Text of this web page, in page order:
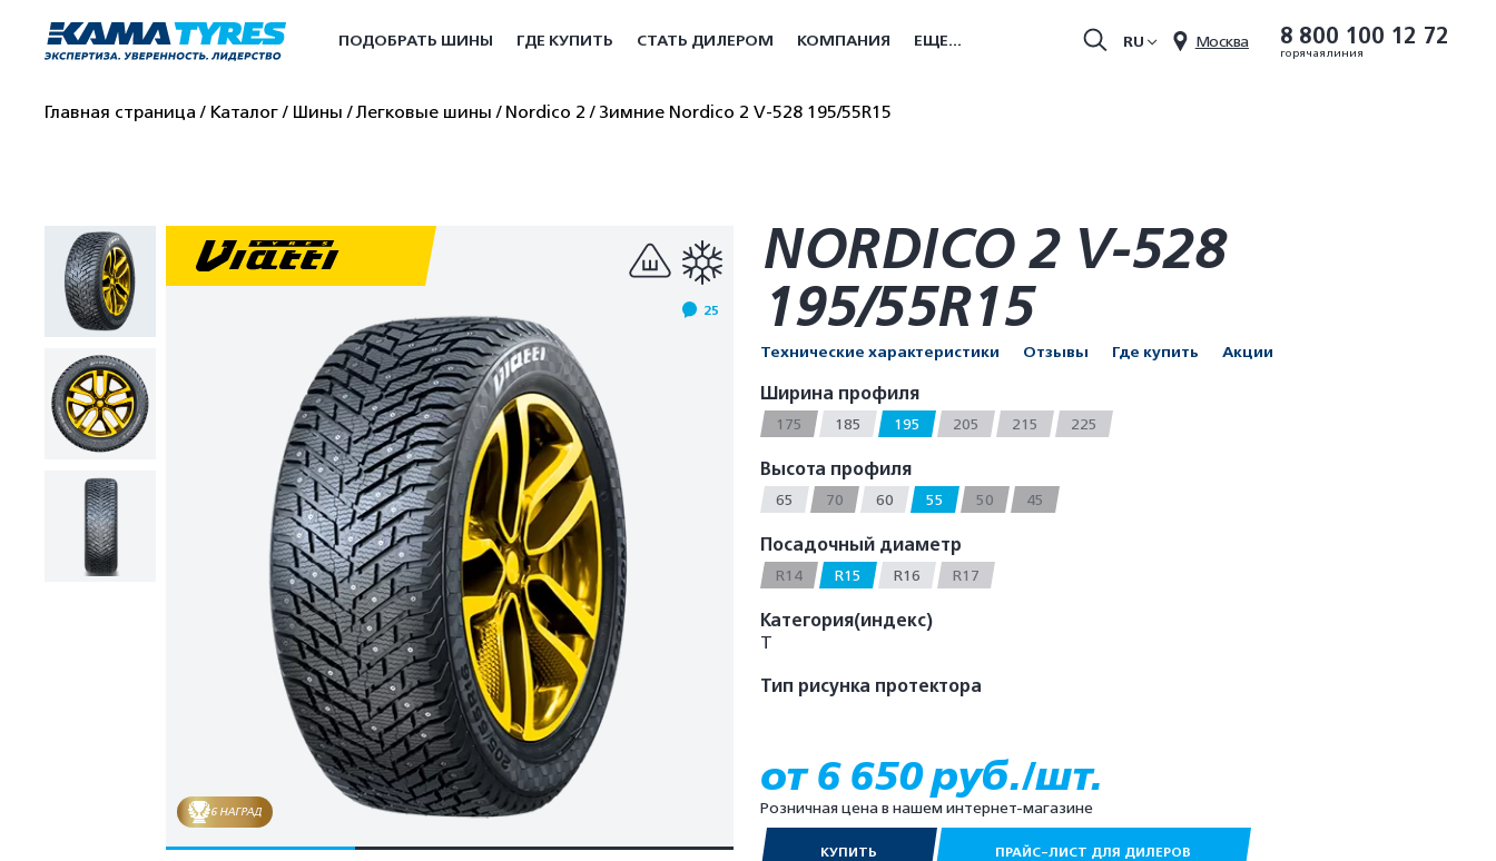
8 800 100 12 72
горячая линия
Москва
RU
ПОДОБРАТЬ ШИНЫ ГДЕ КУПИТЬ СТАТЬ ДИЛЕРОМ КОМПАНИЯ ЕЩЕ...
Главная страница Каталог Шины Легковые шины Nordico 2 Зимние Nordico 2 V-528 195/55R15
25
6 НАГРАД
NORDICO 2 V-528
195/55R15
Технические характеристики Отзывы Где купить Акции
Ширина профиля
175 185 195 205 215 225
Высота профиля
65 70 60 55 50 45
Посадочный диаметр
R14 R15 R16 R17
Категория(индекс)
T
Тип рисунка протектора
от 6 650 руб./шт.
Розничная цена в нашем интернет-магазине
КУПИТЬ ПРАЙС-ЛИСТ ДЛЯ ДИЛЕРОВ